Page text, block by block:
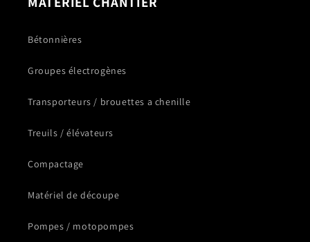
Bétonnières
Groupes électrogènes
Transporteurs / brouettes a chenille
Treuils / élévateurs
Compactage
Matériel de découpe
Pompes / motopompes